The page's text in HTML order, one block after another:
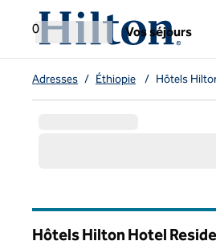
Aller directement au contenu
0
Vos séjours
Adresses / Éthiopie / Hôtels
Hôtels Hilton Hotel